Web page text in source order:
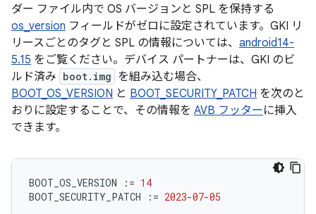
ダー ファイル内で OS バージョンと SPL を保持する
os_version フィールドがゼロに設定されています。GKI リ
リースごとのタグと SPL の情報については、 android14-
5.15 をご覧ください。デバイス パートナーは、GKI のビ
ルド済み boot.img を組み込む場合、
BOOT_OS_VERSION と BOOT_SECURITY_PATCH を次のと
おりに設定することで、その情報を AVB フッター に挿入
できます。
BOOT_OS_VERSION := 14
BOOT_SECURITY_PATCH
:= 2023-07-05